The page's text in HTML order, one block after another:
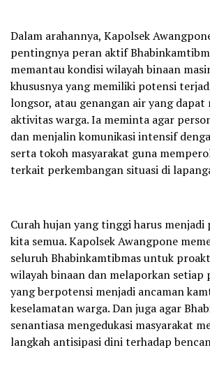
Dalam arahannya, Kapolsek
pentingnya peran aktif
memantau kondisi wilayah binaan
khususnya yang memiliki potensi
longsor, atau genangan air yang dapat
aktivitas warga. Ia meminta agar
dan menjalin komunikasi intensif
serta tokoh masyarakat guna
terkait perkembangan situasi di
Curah hujan yang tinggi harus menjadi
kita semua. Kapolsek Awangpone
seluruh Bhabinkamtibmas untuk
wilayah binaan dan melaporkan setiap
yang berpotensi menjadi ancaman
keselamatan warga. Dan juga agar
senantiasa mengedukasi masyarakat
langkah antisipasi dini terhadap